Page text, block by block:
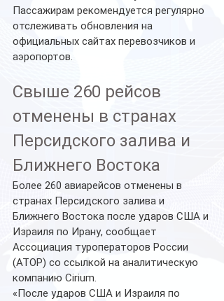
Пассажирам рекомендуется регулярно
отслеживать обновления на
официальных сайтах перевозчиков и
аэропортов.
Свыше 260 рейсов
отменены в странах
Персидского залива и
Ближнего Востока
Более 260 авиарейсов отменены в
странах Персидского залива и
Ближнего Востока после ударов США и
Израиля по Ирану, сообщает
Ассоциация туроператоров России
(АТОР) со ссылкой на аналитическую
компанию Cirium.
«После ударов США и Израиля по